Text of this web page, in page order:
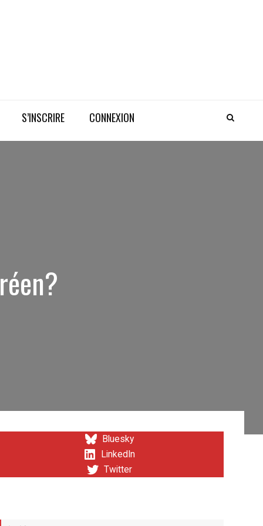
S’INSCRIRE CONNEXION
Bluesky
LinkedIn
Twitter